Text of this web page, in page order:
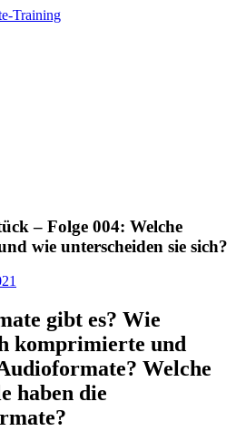
– Folge 004: Welche
wie unterscheiden sie sich?
gibt es? Wie
komprimierte und
Welche
haben die